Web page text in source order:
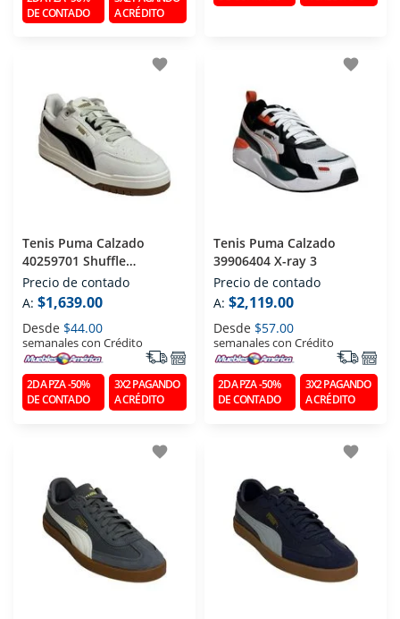
DE CONTADO
A CRÉDITO
favorite
Tenis Puma Calzado
40259701 Shuffle
Downtown Sd
Precio de contado
A: $1,639.00
Desde $44.00
semanales con Crédito
2DA PZA -50%
DE CONTADO
3X2 PAGANDO
A CRÉDITO
favorite
Tenis Puma Calzado
39906404 X-ray 3
Precio de contado
A: $2,119.00
Desde $57.00
semanales con Crédito
2DA PZA -50%
DE CONTADO
3X2 PAGANDO
A CRÉDITO
favorite favorite